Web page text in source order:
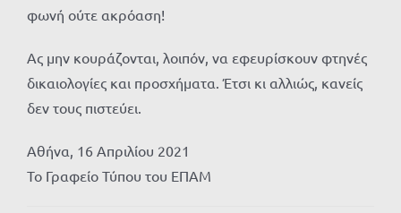
φωνή ούτε ακρόαση!
Ας μην κουράζονται, λοιπόν, να εφευρίσκουν φτηνές
δικαιολογίες και προσχήματα. Έτσι κι αλλιώς, κανείς
δεν τους πιστεύει.
Αθήνα, 16 Απριλίου 2021
Το Γραφείο Τύπου του ΕΠΑΜ